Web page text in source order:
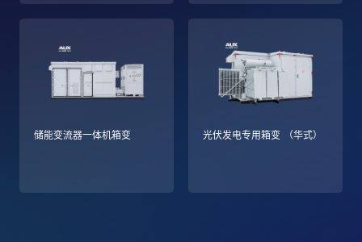
储能变流器一体机箱变 光伏发电专用箱变 （华式）